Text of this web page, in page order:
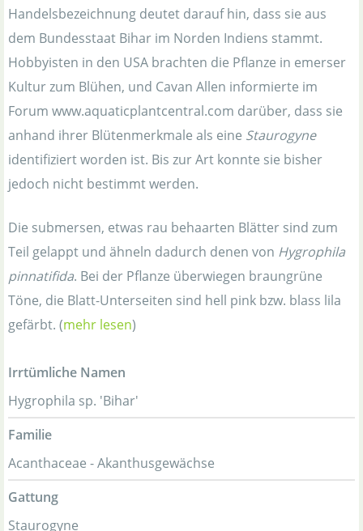
Handelsbezeichnung deutet darauf hin, dass sie aus
dem Bundesstaat Bihar im Norden Indiens stammt.
Hobbyisten in den USA brachten die Pflanze in emerser
Kultur zum Blühen, und Cavan Allen informierte im
Forum www.aquaticplantcentral.com darüber, dass sie
anhand ihrer Blütenmerkmale als eine Staurogyne
identifiziert worden ist. Bis zur Art konnte sie bisher
jedoch nicht bestimmt werden.
Die submersen, etwas rau behaarten Blätter sind zum
Teil gelappt und ähneln dadurch denen von Hygrophila
pinnatifida. Bei der Pflanze überwiegen braungrüne
Töne, die Blatt-Unterseiten sind hell pink bzw. blass lila
gefärbt. (mehr lesen)
Irrtümliche Namen
Hygrophila sp. 'Bihar'
Familie
Acanthaceae - Akanthusgewächse
Gattung
Staurogyne